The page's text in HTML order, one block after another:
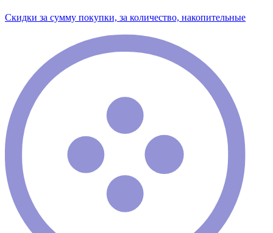
Скидки за сумму покупки, за количество, накопительные